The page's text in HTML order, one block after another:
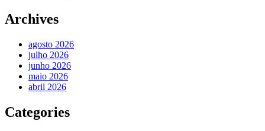
Archives
agosto 2026
julho 2026
junho 2026
maio 2026
abril 2026
Categories